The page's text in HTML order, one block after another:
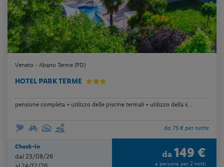
Veneto - Abano Terme (PD)
HOTEL PARK TERME
pensione completa + utilizzo delle piscine termali + utilizzo della s...
da 75 € per notte
Check-in
dal 23/08/26
da 149 €
a persona per 2 notti